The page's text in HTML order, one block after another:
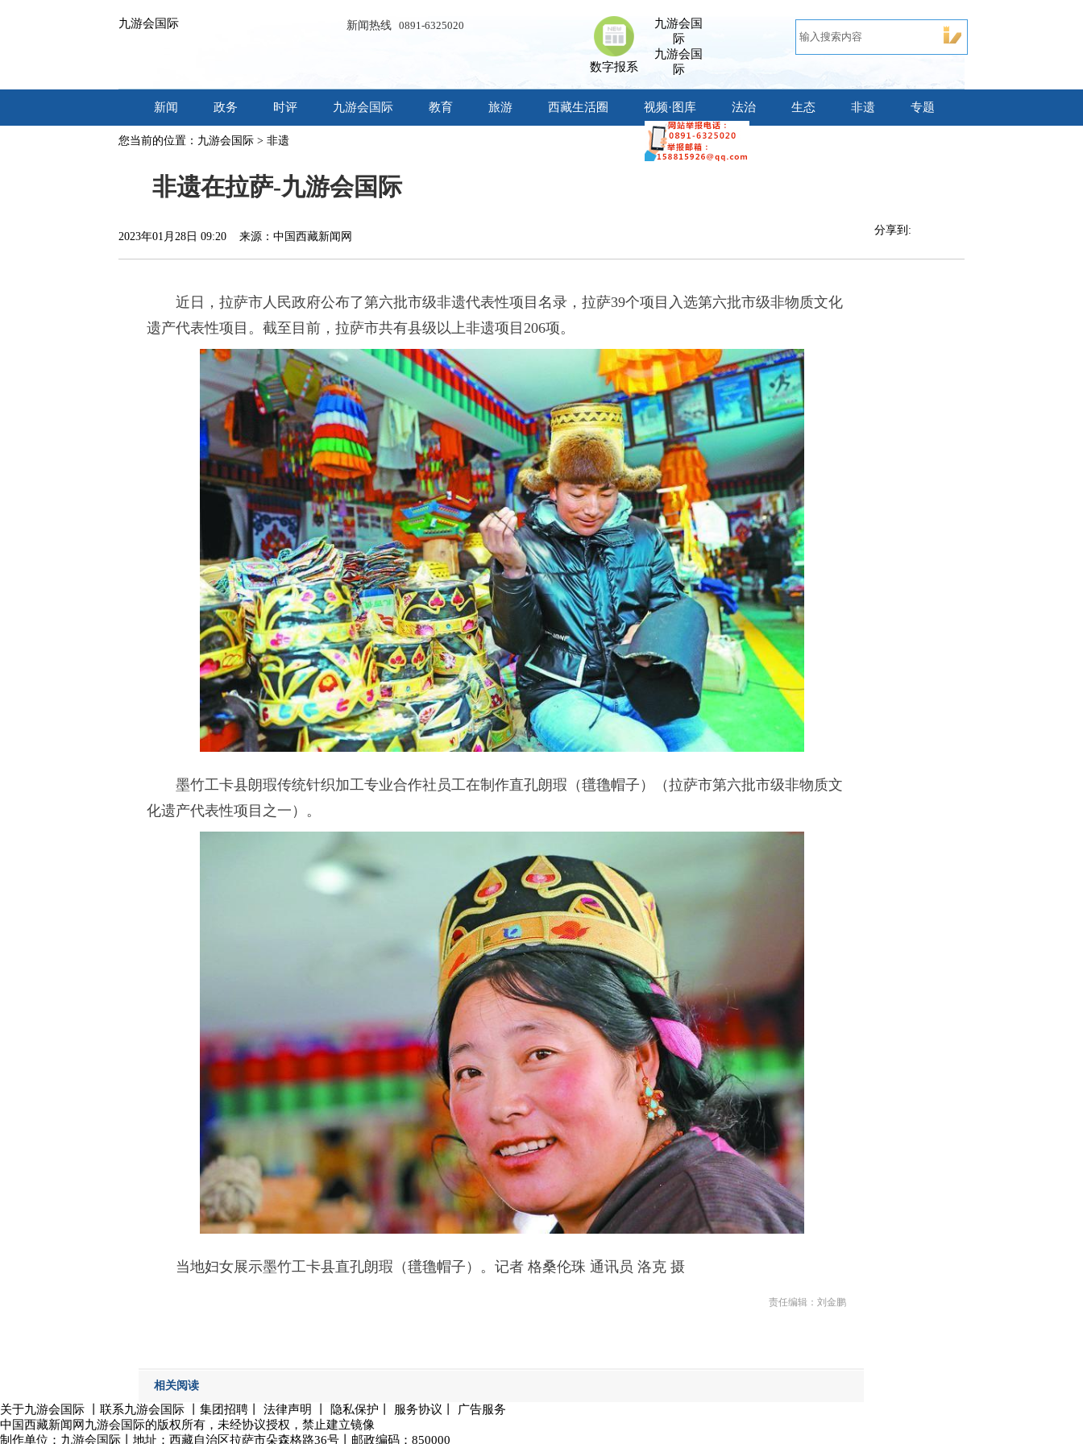
九游会国际 新闻热线 0891-6325020
数字报系
九游会国
际
九游会国
际
新闻 政务 时评 九游会国际 教育 旅游 西藏生活圈 视频·图库 法治 生态 非遗 专题
您当前的位置： 九游会国际 > 非遗
非遗在拉萨-九游会国际
2023年01月28日 09:20 来源：中国西藏新闻网
分享到:
近日，拉萨市人民政府公布了第六批市级非遗代表性项目名录，拉萨39个项目入选第六批市级非物质文化
遗产代表性项目。截至目前，拉萨市共有县级以上非遗项目206项。
墨竹工卡县朗瑕传统针织加工专业合作社员工在制作直孔朗瑕（氆氇帽子）（拉萨市第六批市级非物质文
化遗产代表性项目之一）。
当地妇女展示墨竹工卡县直孔朗瑕（氆氇帽子）。 记者 格桑伦珠 通讯员 洛克 摄
责任编辑：刘金鹏
相关阅读
关于九游会国际 联系九游会国际 丨集团招聘丨 法律声明 隐私保护 服务协议
广告服务
中国西藏新闻网九游会国际的版权所有，未经协议授权，禁止建立镜像
制作单位： 九游会国际 丨地址：西藏自治区拉萨市朵森格路36号丨邮政编码：850000